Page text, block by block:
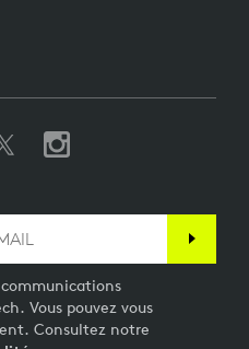
Vous pouvez vous
Consultez notre